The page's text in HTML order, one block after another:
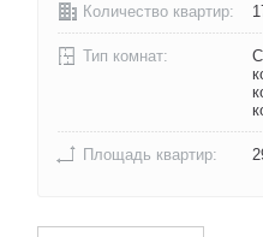
Количество квартир:
Тип комнат:
Площадь квартир: